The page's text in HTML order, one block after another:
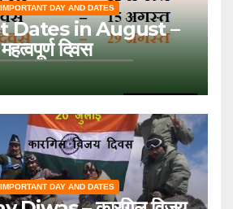
- IMPORTANT DAY AND DATES
Dates in August –
दिवस
- IMPORTANT DAY AND DATES